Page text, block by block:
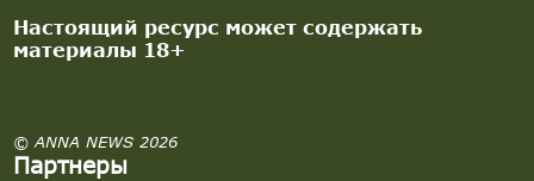
Настоящий ресурс может содержать
материалы 18+
© ANNA NEWS 2026
Партнеры